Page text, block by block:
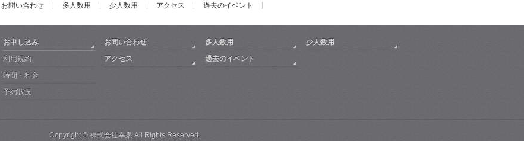
お問い合わせ 多人数用 少人数用 アクセス 過去のイベント
お申し込み
利用規約
時間・料金
予約状況
お問い合わせ 多人数用
少人数用
アクセス
過去のイベント
Copyright © 株式会社幸泉 All Rights Reserved.